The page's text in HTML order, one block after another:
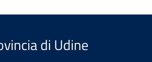
di Udine